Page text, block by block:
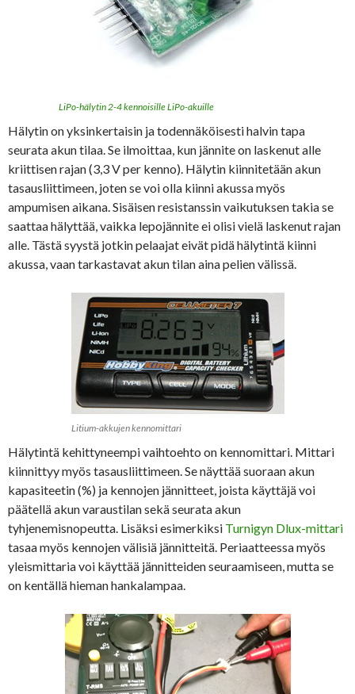
LiPo-hälytin 2-4 kennoisille LiPo-akuille
Hälytin on yksinkertaisin ja todennäköisesti halvin tapa
seurata akun tilaa. Se ilmoittaa, kun jännite on laskenut alle
kriittisen rajan (3,3 V per kenno). Hälytin kiinnitetään akun
tasausliittimeen, joten se voi olla kiinni akussa myös
ampumisen aikana. Sisäisen resistanssin vaikutuksen takia se
saattaa hälyttää, vaikka lepojännite ei olisi vielä laskenut rajan
alle. Tästä syystä jotkin pelaajat eivät pidä hälytintä kiinni
akussa, vaan tarkastavat akun tilan aina pelien välissä.
Litium-akkujen kennomittari
Hälytintä kehittyneempi vaihtoehto on kennomittari. Mittari
kiinnittyy myös tasausliittimeen. Se näyttää suoraan akun
kapasiteetin (%) ja kennojen jännitteet, joista käyttäjä voi
päätellä akun varaustilan sekä seurata akun
tyhjenemisnopeutta. Lisäksi esimerkiksi Turnigyn Dlux-mittari
tasaa myös kennojen välisiä jännitteitä. Periaatteessa myös
yleismittaria voi käyttää jännitteiden seuraamiseen, mutta se
on kentällä hieman hankalampaa.